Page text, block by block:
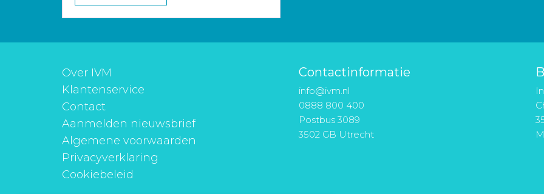
Over IVM
Klantenservice
Contact
Aanmelden nieuwsbrief
Algemene voorwaarden
Privacyverklaring
Cookiebeleid
Contactinformatie
info@ivm.nl
0888 800 400
Postbus 3089
3502 GB Utrecht